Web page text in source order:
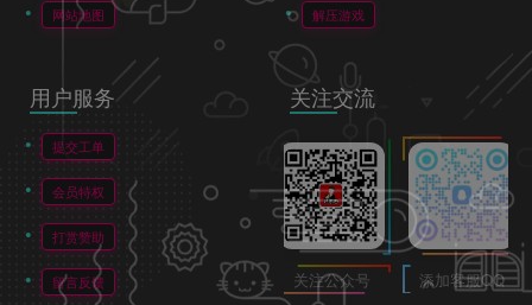
网站地图 解压游戏
用户服务
提交工单
会员特权
打赏赞助
留言反馈
关注交流
关注公众号 添加客服QQ